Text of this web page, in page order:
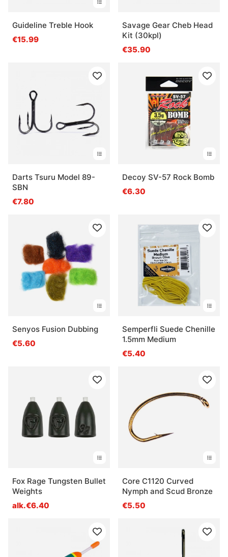
Guideline Treble Hook
€15.99
Savage Gear Cheb Head
Kit (30kpl)
€35.90
Darts Tsuru Model 89-
SBN
€7.80
Decoy SV-57 Rock Bomb
€6.30
Senyos Fusion Dubbing
€5.60
Semperfli Suede Chenille
1.5mm Medium
€5.40
Fox Rage Tungsten Bullet
Weights
alk.€6.40
Core C1120 Curved
Nymph and Scud Bronze
€5.50